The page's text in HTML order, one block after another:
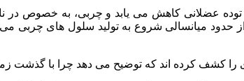
عضلانی کاهش می‌ یابد و چربی، به‌ خصوص در
حدود میانسالی شروع به تولید سلول‌ های چربی
را کشف کرده‌ اند که توضیح می‌ دهد چرا با گذشت